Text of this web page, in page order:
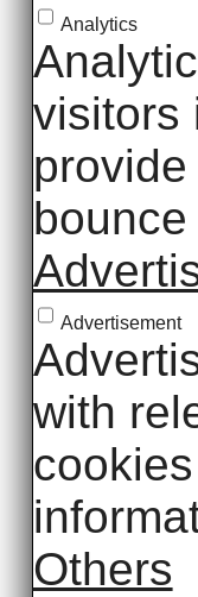
Analytics
visitors
Advertisement
with
Others